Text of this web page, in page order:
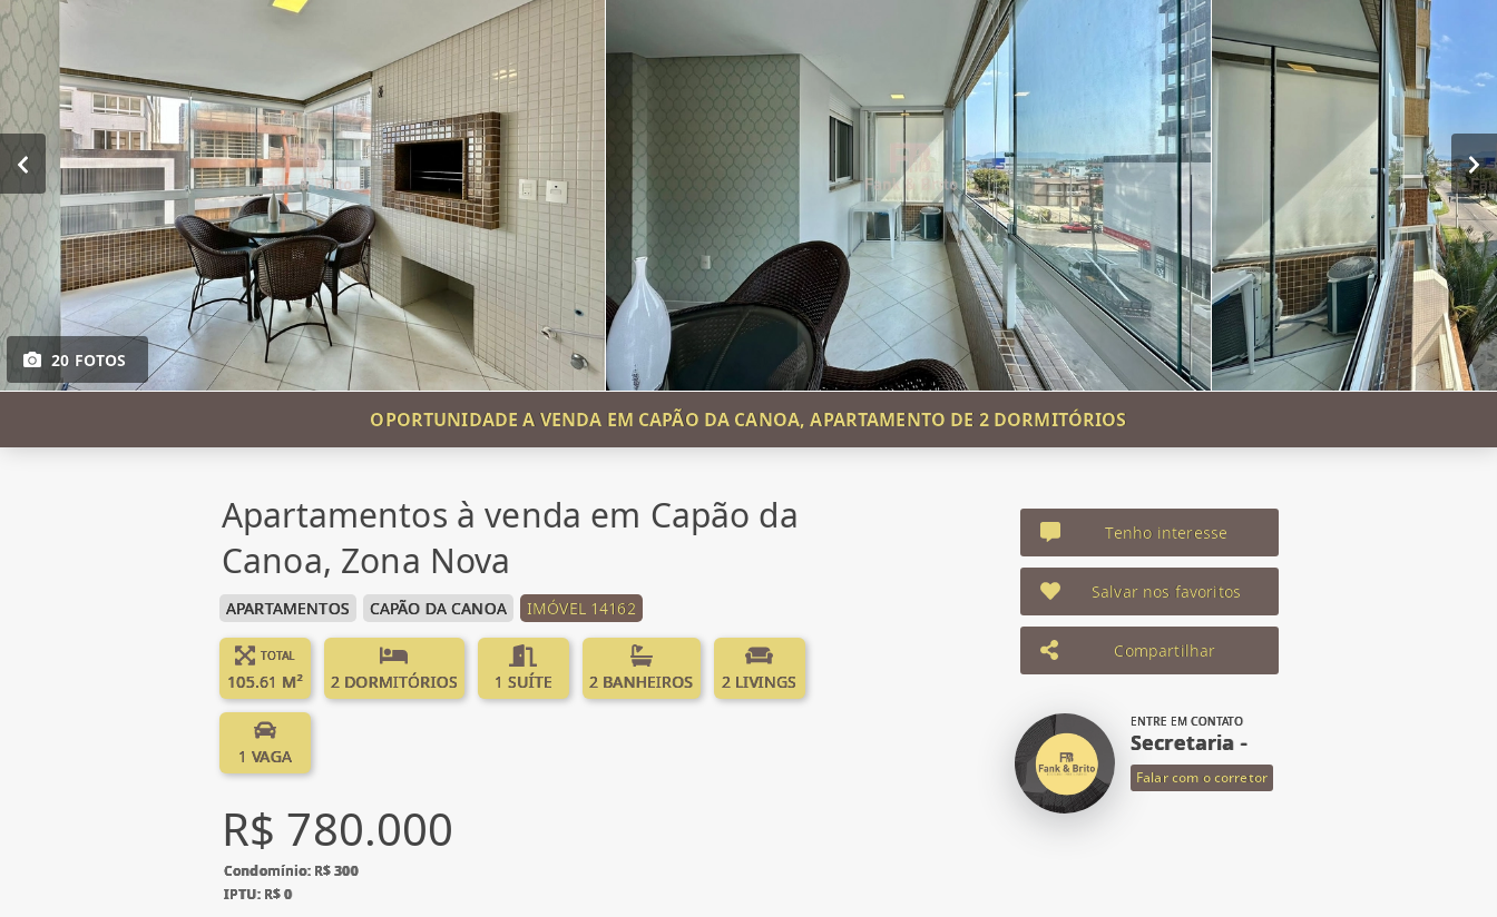
20 FOTOS
OPORTUNIDADE A VENDA EM CAPÃO DA CANOA, APARTAMENTO DE 2 DORMITÓRIOS
Apartamentos à venda em Capão da
Canoa, Zona Nova
APARTAMENTOS CAPÃO DA CANOA IMÓVEL 14162
TOTAL
105.61 M² 2 DORMITÓRIOS 1 SUÍTE 2 BANHEIROS 2 LIVINGS
1 VAGA
R$ 780.000
Condomínio: R$ 300
IPTU: R$ 0
Tenho interesse
Salvar nos favoritos
Compartilhar
ENTRE EM CONTATO
Secretaria -
Falar com o corretor